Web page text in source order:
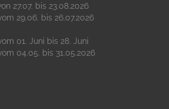
27.07. bis 23.08.2026
29.06. bis 26.07.2026
01. Juni bis 28. Juni
04.05. bis 31.05.2026